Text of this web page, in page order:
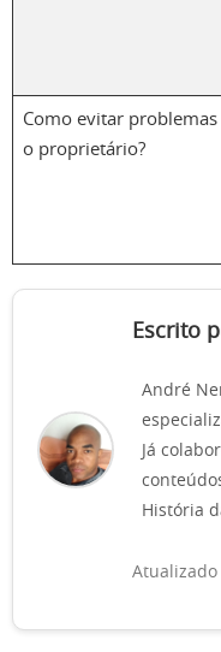
Como evitar problemas
o proprietário?
Escrito
André
Já
História
Atualizado